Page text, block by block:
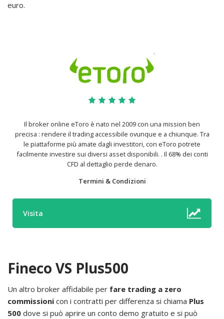
euro.
Il broker online eToro è nato nel 2009 con una mission ben
precisa : rendere il trading accessibile ovunque e a chiunque. Tra
le piattaforme più amate dagli investitori, con eToro potrete
facilmente investire sui diversi asset disponibili. . Il 68% dei conti
CFD al dettaglio perde denaro.
Termini & Condizioni
Visita
Fineco VS Plus500
Un altro broker affidabile per fare trading a zero
commissioni con i contratti per differenza si chiama Plus
500 dove si può aprire un conto demo gratuito e si può